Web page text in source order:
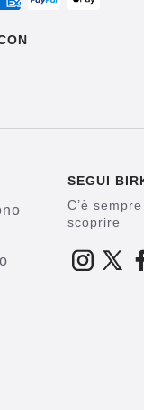
SEGUI
C’è
scoprire